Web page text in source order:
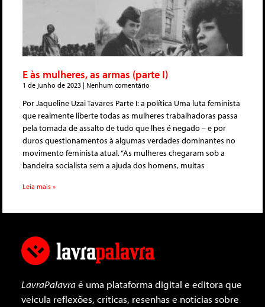
E às mulheres, as armas (parte I)
1 de junho de 2023 Nenhum comentário
Por Jaqueline Uzai Tavares Parte I: a política Uma luta feminista
que realmente liberte todas as mulheres trabalhadoras passa
pela tomada de assalto de tudo que lhes é negado – e por
duros questionamentos à algumas verdades dominantes no
movimento feminista atual. “As mulheres chegaram sob a
bandeira socialista sem a ajuda dos homens, muitas
Leia mais »
LavraPalavraé uma plataforma digital e editora que
veicula reflexões, críticas, resenhas e notícias sobre